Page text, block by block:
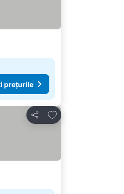
prețurile
Distribuiți
Adăugaţi la favorite